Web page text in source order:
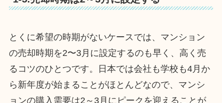
とくに希望の時期がないケースでは、マンション
の売却時期を2〜3月に設定するのも早く、高く売
るコツのひとつです。日本では会社も学校も4月か
ら新年度が始まることがほとんどなので、マンシ
ョンの購入需要は2～3月にピークを迎えることが